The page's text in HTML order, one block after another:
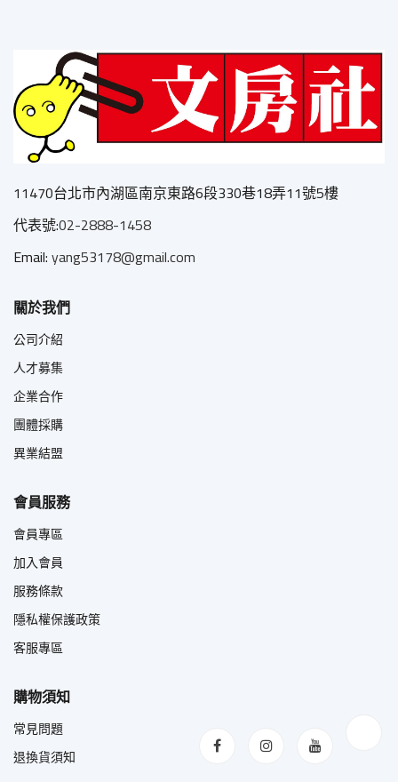
11470台北市內湖區南京東路6段330巷18弄11號5樓
代表號:02-2888-1458
Email:yang53178@gmail.com
關於我們
公司介紹
人才募集
企業合作
團體採購
異業結盟
會員服務
會員專區
加入會員
服務條款
隱私權保護政策
客服專區
購物須知
常見問題
退換貨須知